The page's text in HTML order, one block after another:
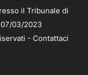
il Tribunale di
03/2023
-
Contattaci